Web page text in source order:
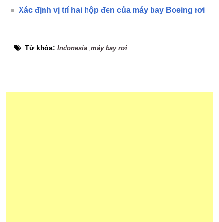
Xác định vị trí hai hộp đen của máy bay Boeing rơi
Từ khóa:Indonesia ,máy bay rơi